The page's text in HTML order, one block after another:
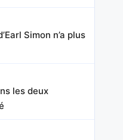
Simon n’a plus
les deux